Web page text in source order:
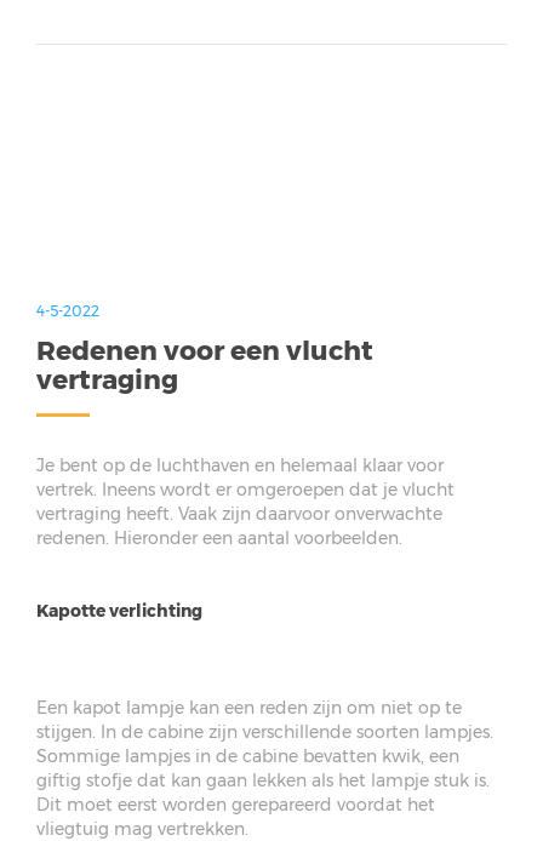
4-5-2022
Redenen voor een vlucht
vertraging
Je bent op de luchthaven en helemaal klaar voor
vertrek. Ineens wordt er omgeroepen dat je vlucht
vertraging heeft. Vaak zijn daarvoor onverwachte
redenen. Hieronder een aantal voorbeelden.
Kapotte verlichting
Een kapot lampje kan een reden zijn om niet op te
stijgen. In de cabine zijn verschillende soorten lampjes.
Sommige lampjes in de cabine bevatten kwik, een
giftig stofje dat kan gaan lekken als het lampje stuk is.
Dit moet eerst worden gerepareerd voordat het
vliegtuig mag vertrekken.